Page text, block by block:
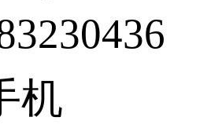
机